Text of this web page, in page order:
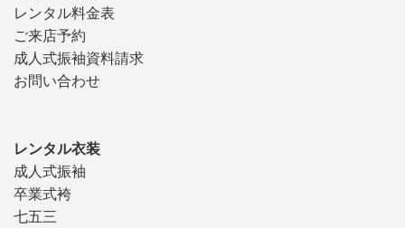
レンタル料金表
ご来店予約
成人式振袖資料請求
お問い合わせ
レンタル衣装
成人式振袖
卒業式袴
七五三